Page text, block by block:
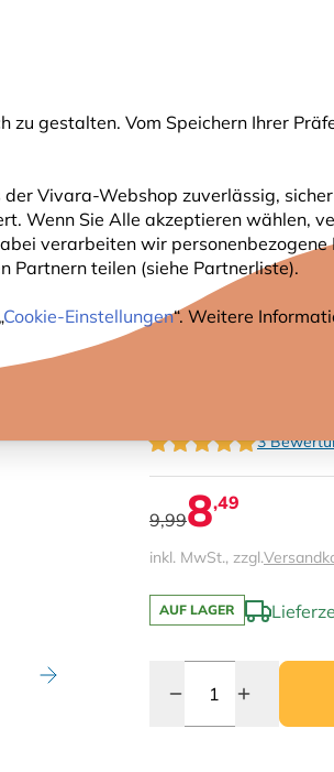
gestalten. Vom Speichern Ihrer
Vivara-Webshop zuverlässig,
Wenn Sie Alle akzeptieren wählen,
verarbeiten wir personenbezogene
Partnern teilen (siehe Partnerliste).
Cookie-Einstellungen“. Weitere
NATURBEOBACHTUNG
3
9,998,49
inkl. MwSt., zzgl.
AUF LAGER